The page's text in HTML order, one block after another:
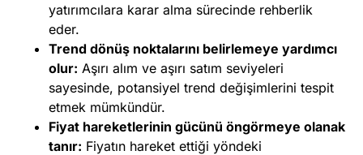
yatırımcılara karar alma sürecinde rehberlik
eder.
Trend dönüş noktalarını belirlemeye yardımcı
olur: Aşırı alım ve aşırı satım seviyeleri
sayesinde, potansiyel trend değişimlerini tespit
etmek mümkündür.
Fiyat hareketlerinin gücünü öngörmeye olanak
tanır: Fiyatın hareket ettiği yöndeki